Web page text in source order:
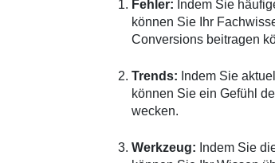
Fehler: Indem Sie
können Sie Ihr
Conversions beitragen
Trends: Indem Sie
können Sie ein Gefühl
wecken.
Werkzeug: Indem Sie